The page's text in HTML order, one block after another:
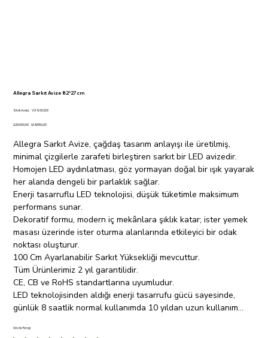
Allegra Sarkıt Avize 82*27cm
Stok kodu: Stok
VXS00218
VXS00218
Orijinal
₺23.000,00 İndirimli
₺19.550,00
Allegra Sarkıt Avize, çağdaş tasarım anlayışı ile üretilmiş,
minimal çizgilerle zarafeti birleştiren sarkıt bir LED avizedir.
Homojen LED aydınlatması, göz yormayan doğal bir ışık yayarak
her alanda dengeli bir parlaklık sağlar.
Enerji tasarruflu LED teknolojisi, düşük tüketimle maksimum
performans sunar.
Dekoratif formu, modern iç mekânlara şıklık katar; ister yemek
masası üzerinde ister oturma alanlarında etkileyici bir odak
noktası oluşturur.
100 Cm Ayarlanabilir Sarkıt Yüksekliği mevcuttur.
Tüm Ürünlerimiz 2 yıl garantilidir.
CE, CB ve RoHS standartlarına uyumludur.
LED teknolojisinden aldığı enerji tasarrufu gücü sayesinde,
günlük 8 saatlik normal kullanımda 10 yıldan uzun kullanım
Gövde Rengi